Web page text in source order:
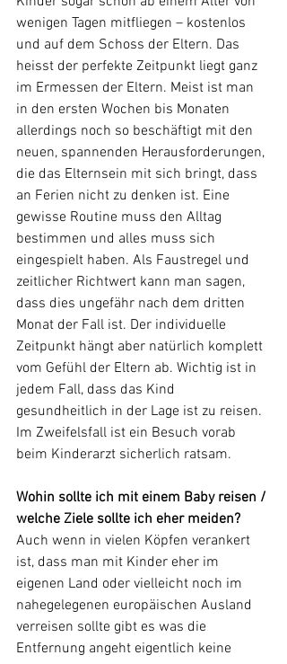
wenigen Tagen mitfliegen – kostenlos
und auf dem Schoss der Eltern. Das
heisst der perfekte Zeitpunkt liegt ganz
im Ermessen der Eltern. Meist ist man
in den ersten Wochen bis Monaten
allerdings noch so beschäftigt mit den
neuen, spannenden Herausforderungen,
die das Elternsein mit sich bringt, dass
an Ferien nicht zu denken ist. Eine
gewisse Routine muss den Alltag
bestimmen und alles muss sich
eingespielt haben. Als Faustregel und
zeitlicher Richtwert kann man sagen,
dass dies ungefähr nach dem dritten
Monat der Fall ist. Der individuelle
Zeitpunkt hängt aber natürlich komplett
vom Gefühl der Eltern ab. Wichtig ist in
jedem Fall, dass das Kind
gesundheitlich in der Lage ist zu reisen.
Im Zweifelsfall ist ein Besuch vorab
beim Kinderarzt sicherlich ratsam.
Wohin sollte ich mit einem Baby reisen /
welche Ziele sollte ich eher meiden?
Auch wenn in vielen Köpfen verankert
ist, dass man mit Kinder eher im
eigenen Land oder vielleicht noch im
nahegelegenen europäischen Ausland
verreisen sollte gibt es was die
Entfernung angeht eigentlich keine